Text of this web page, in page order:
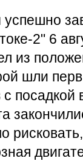
2" 6
из
шли
посадкой